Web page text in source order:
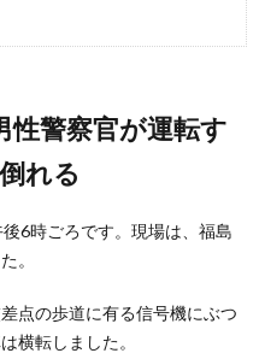
性警察官が運転す
れる
6時ごろです。現場は、福島
。
点の歩道に有る信号機にぶつ
横転しました。